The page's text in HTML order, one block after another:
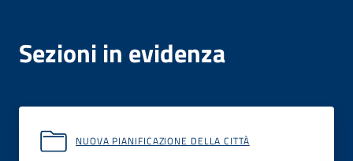
Sezioni in evidenza
NUOVA PIANIFICAZIONE DELLA CITTÀ